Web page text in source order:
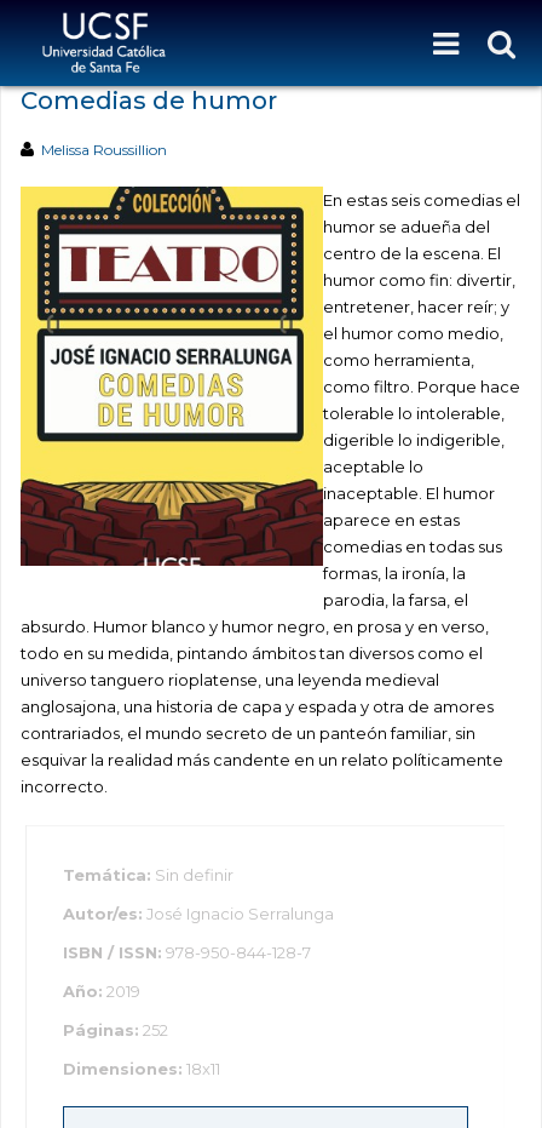
Comedias de humor
Melissa Roussillion
En estas seis comedias el
humor se adueña del
centro de la escena. El
humor como fin: divertir,
entretener, hacer reír; y
el humor como medio,
como herramienta,
como filtro. Porque hace
tolerable lo intolerable,
digerible lo indigerible,
aceptable lo
inaceptable. El humor
aparece en estas
comedias en todas sus
formas, la ironía, la
parodia, la farsa, el
absurdo. Humor blanco y humor negro, en prosa y en verso,
todo en su medida, pintando ámbitos tan diversos como el
universo tanguero rioplatense, una leyenda medieval
anglosajona, una historia de capa y espada y otra de amores
contrariados, el mundo secreto de un panteón familiar, sin
esquivar la realidad más candente en un relato políticamente
incorrecto.
Temática: Sin definir
Autor/es: José Ignacio Serralunga
ISBN / ISSN: 978-950-844-128-7
Año: 2019
Páginas: 252
Dimensiones: 18x11